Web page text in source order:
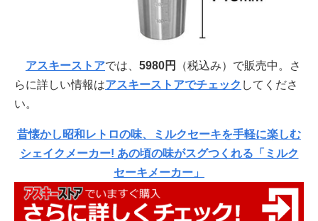
アスキーストアでは、 5980円
（税込み）で販売中。さ
らに詳しい情報はアスキーストアでチェック してくださ
い。
昔懐かし昭和レトロの味、ミルクセーキを手軽に楽しむ
シェイクメーカー! あの頃の味がスグつくれる「ミルク
セーキメーカー」